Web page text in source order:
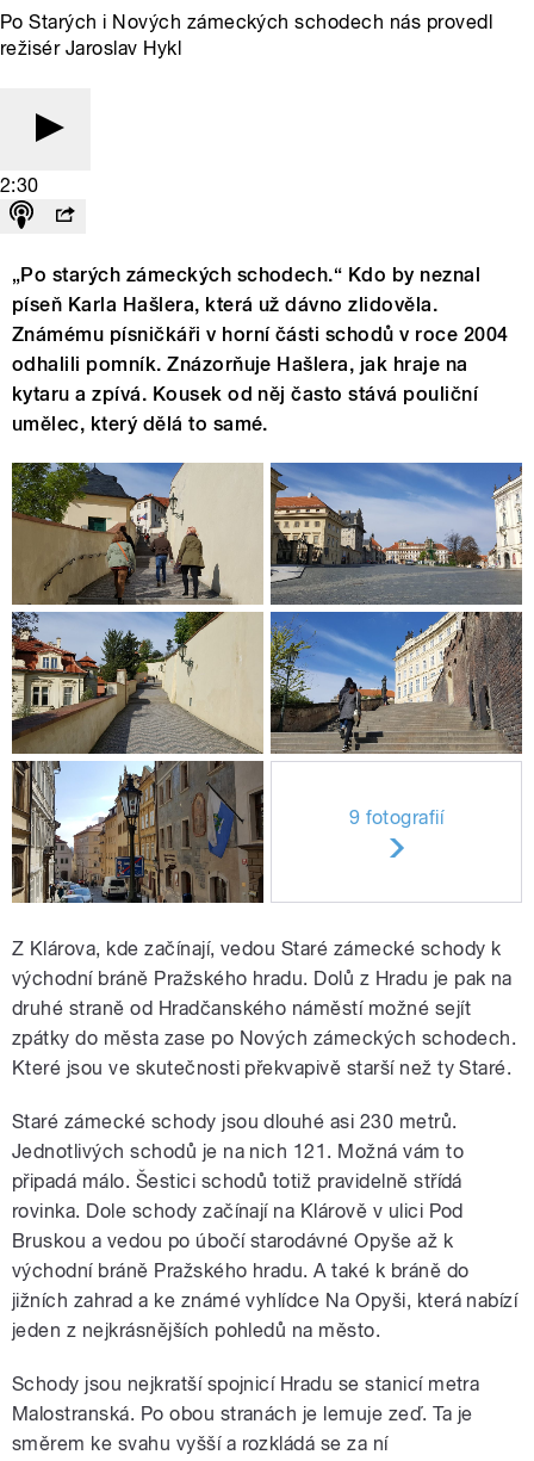
Po Starých i Nových zámeckých schodech nás provedl
režisér Jaroslav Hykl
2:30
„Po starých zámeckých schodech.“ Kdo by neznal
píseň Karla Hašlera, která už dávno zlidověla.
Známému písničkáři v horní části schodů v roce 2004
odhalili pomník. Znázorňuje Hašlera, jak hraje na
kytaru a zpívá. Kousek od něj často stává pouliční
umělec, který dělá to samé.
9 fotografií
Z Klárova, kde začínají, vedou Staré zámecké schody k
východní bráně Pražského hradu. Dolů z Hradu je pak na
druhé straně od Hradčanského náměstí možné sejít
zpátky do města zase po Nových zámeckých schodech.
Které jsou ve skutečnosti překvapivě starší než ty Staré.
Staré zámecké schody jsou dlouhé asi 230 metrů.
Jednotlivých schodů je na nich 121. Možná vám to
připadá málo. Šestici schodů totiž pravidelně střídá
rovinka. Dole schody začínají na Klárově v ulici Pod
Bruskou a vedou po úbočí starodávné Opyše až k
východní bráně Pražského hradu. A také k bráně do
jižních zahrad a ke známé vyhlídce Na Opyši, která nabízí
jeden z nejkrásnějších pohledů na město.
Schody jsou nejkratší spojnicí Hradu se stanicí metra
Malostranská. Po obou stranách je lemuje zeď. Ta je
směrem ke svahu vyšší a rozkládá se za ní